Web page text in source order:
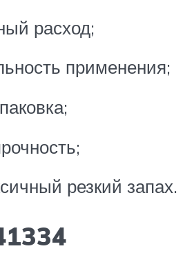
расход;
применения;
резкий запах.